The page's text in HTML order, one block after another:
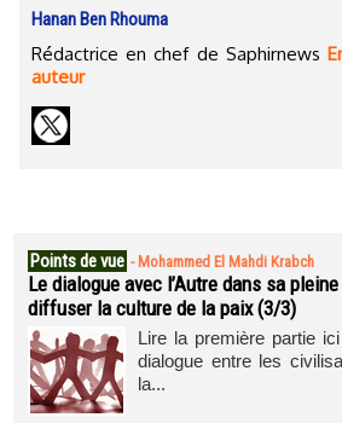
Hanan Ben Rhouma
Rédactrice en chef de Saphirnews
auteur
Points de vue - Mohammed El Mahdi Krabch
Le dialogue avec l’Autre dans sa
diffuser la culture de la paix (3/3)
Lire la première partie
dialogue entre les
la...